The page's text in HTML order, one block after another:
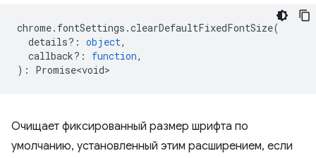
chrome. fontSettings .clearDefaultFixedFontSize(
details? : object,
callback? : function,
) : Promise<void>
Очищает фиксированный размер шрифта по
умолчанию, установленный этим расширением, если